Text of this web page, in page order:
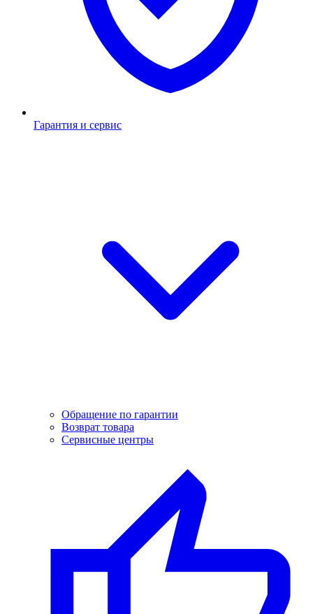
Гарантия и сервис
Обращение по гарантии
Возврат товара
Сервисные центры